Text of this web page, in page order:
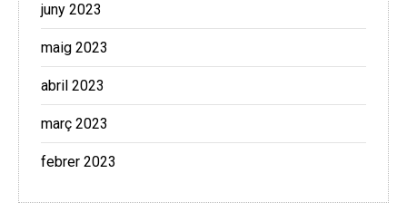
juny 2023
maig 2023
abril 2023
març 2023
febrer 2023